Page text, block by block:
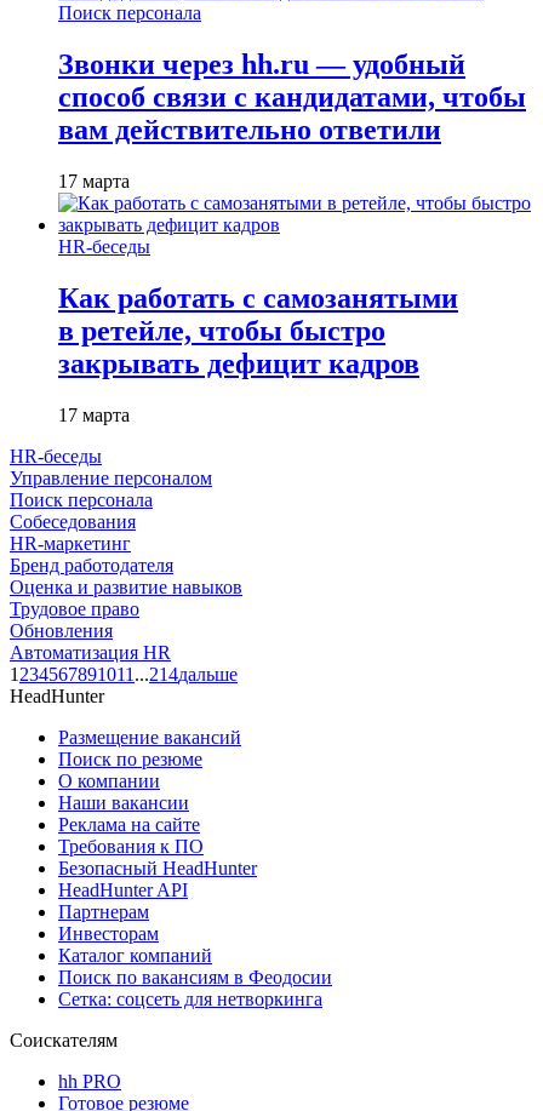
Поиск персонала
Звонки через hh.ru — удобный
способ связи с кандидатами, чтобы
вам действительно ответили
17 марта
HR-беседы
Как работать с самозанятыми
в ретейле, чтобы быстро
закрывать дефицит кадров
17 марта
HR-беседы
Управление персоналом
Поиск персонала
Собеседования
HR-маркетинг
Бренд работодателя
Оценка и развитие навыков
Трудовое право
Обновления
Автоматизация HR
1 234567891011 ...214дальше
HeadHunter
Размещение вакансий
Поиск по резюме
О компании
Наши вакансии
Реклама на сайте
Требования к ПО
Безопасный HeadHunter
HeadHunter API
Партнерам
Инвесторам
Каталог компаний
Поиск по вакансиям в Феодосии
Сетка: соцсеть для нетворкинга
Соискателям
hh PRO
Готовое резюме